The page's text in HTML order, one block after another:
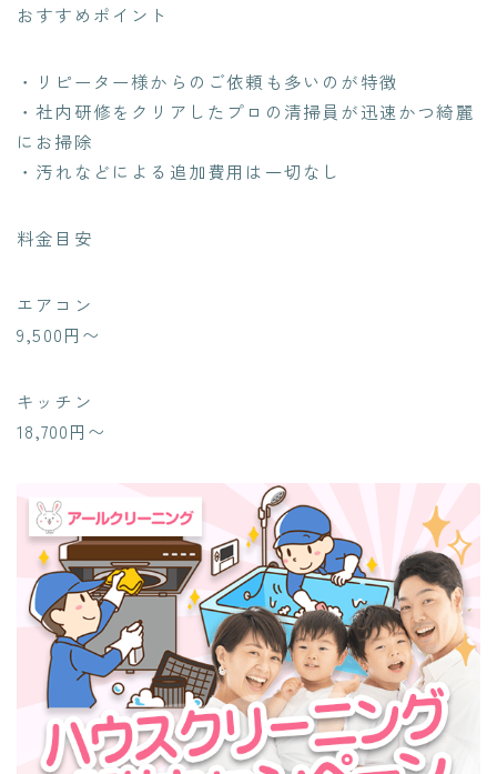
おすすめポイント
・リピーター様からのご依頼も多いのが特徴
・社内研修をクリアしたプロの清掃員が迅速かつ綺麗
にお掃除
・汚れなどによる追加費用は一切なし
料金目安
エアコン
9,500円〜
キッチン
18,700円〜